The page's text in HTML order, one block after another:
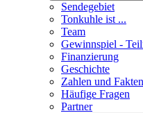
Sendegebiet
Tonkuhle ist ...
Team
Gewinnspiel -
Finanzierung
Geschichte
Zahlen und Fakten
Häufige Fragen
Partner